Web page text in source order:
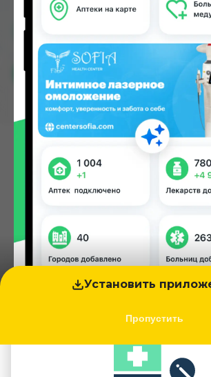
Установить
Пропустить
Находите
и
лекарства
по низким